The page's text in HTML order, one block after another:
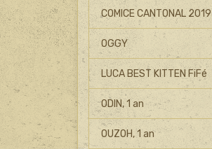
COMICE CANTONAL 2019
OGGY
LUCA BEST KITTEN FiFé
ODIN, 1 an
OUZOH, 1 an